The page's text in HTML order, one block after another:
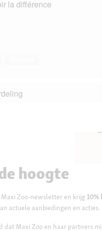
la différence
hoogte
Zoo-newsletter en krijg
actuele aanbiedingen en acties.
dat Maxi Zoo en haar partners